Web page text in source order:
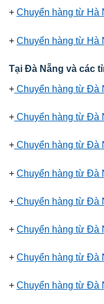
+ Chuyển hàng từ Hà
+ Chuyển hàng từ Hà
Tại Đà Nẵng và các
+ Chuyển hàng từ Đà
+ Chuyển hàng từ Đà
+ Chuyển hàng từ Đà
+ Chuyển hàng từ Đà
+ Chuyển hàng từ Đà
+ Chuyển hàng từ Đà
+ Chuyển hàng từ Đà
+ Chuyển hàng từ Đà